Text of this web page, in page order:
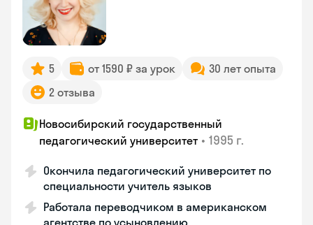
5 от 1590 ₽ за урок
30 лет опыта
2 отзыва
Новосибирский государственный
педагогический университет • 1995 г.
Окончила педагогический университет по
специальности учитель языков
Работала переводчиком в американском
агентстве по усыновлению